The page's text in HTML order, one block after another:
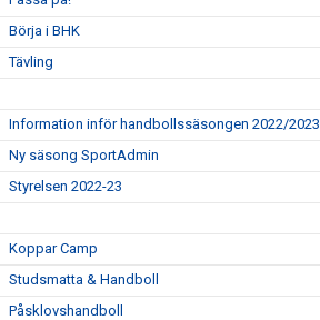
Börja i BHK
Tävling
Information inför handbollssäsongen 2022/2023
Ny säsong SportAdmin
Styrelsen 2022-23
Koppar Camp
Studsmatta & Handboll
Påsklovshandboll